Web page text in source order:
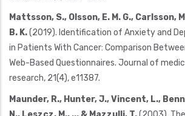
Mattsson, S., Olsson, E. M. G., Carlsson,
B. K.(2019). Identification of Anxiety and
in Patients With Cancer: Comparison
Web-Based Questionnaires. Journal of
research, 21(4), e11387.
Maunder, R., Hunter, J., Vincent, L.,